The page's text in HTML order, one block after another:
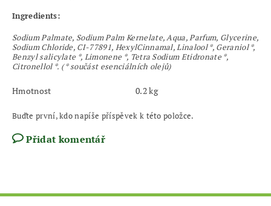
Ingredients:
Sodium Palmate, Sodium Palm Kernelate, Aqua, Parfum, Glycerine,
Sodium Chloride, CI-77891, HexylCinnamal, Linalool *, Geraniol *,
Benzyl salicylate *, Limonene *, Tetra Sodium Etidronate *,
Citronellol *. ( * součást esenciálních olejů)
Hmotnost 0.2 kg
Buďte první, kdo napíše příspěvek k této položce.
Přidat komentář